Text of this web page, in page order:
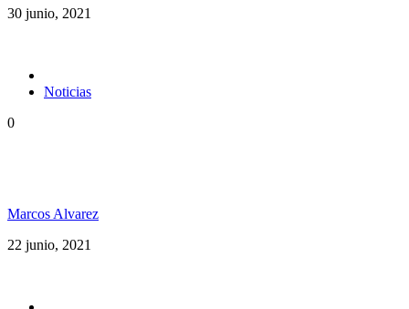
30 junio, 2021
Noticias
0
Marcos Alvarez
22 junio, 2021